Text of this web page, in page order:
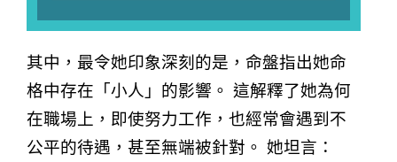
其中，最令她印象深刻的是，命盤指出她命
格中存在「小人」的影響。 這解釋了她為何
在職場上，即使努力工作，也經常會遇到不
公平的待遇，甚至無端被針對。 她坦言：